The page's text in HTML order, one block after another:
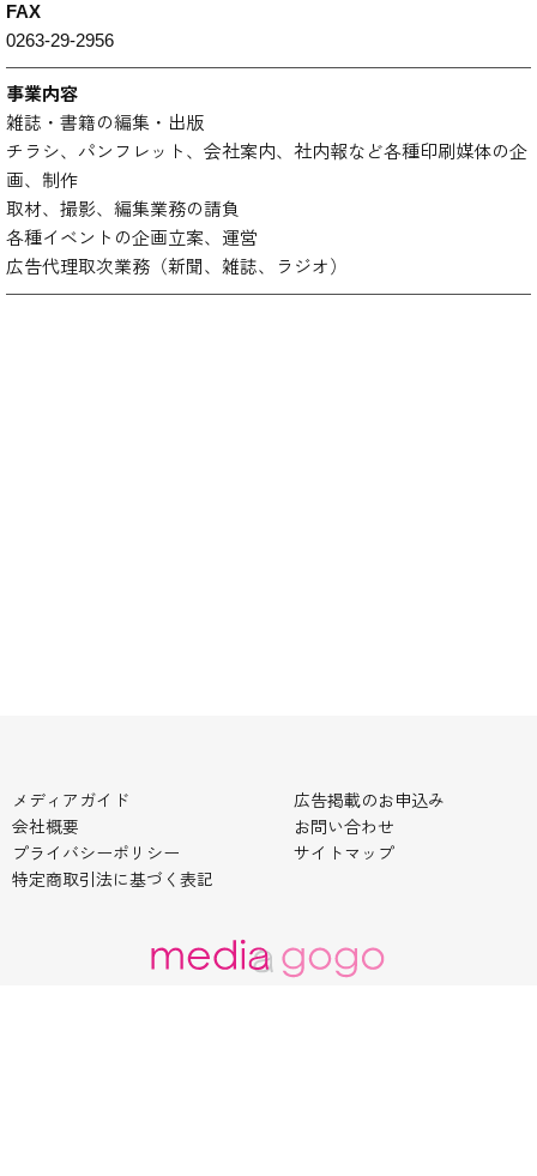
FAX
0263-29-2956
事業内容
雑誌・書籍の編集・出版
チラシ、パンフレット、会社案内、社内報など各種印刷媒体の企
画、制作
取材、撮影、編集業務の請負
各種イベントの企画立案、運営
広告代理取次業務（新聞、雑誌、ラジオ）
メディアガイド
会社概要
プライバシーポリシー
特定商取引法に基づく表記
広告掲載のお申込み
お問い合わせ
サイトマップ